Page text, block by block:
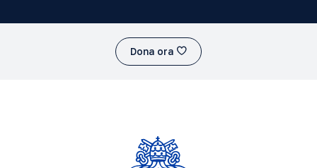
Dona ora